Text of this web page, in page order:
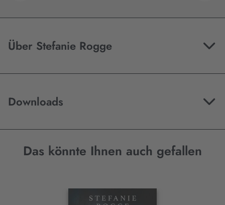
Über Stefanie Rogge
Downloads
Das könnte Ihnen auch gefallen